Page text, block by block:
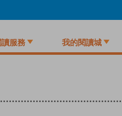
讀服務 我的閱讀城